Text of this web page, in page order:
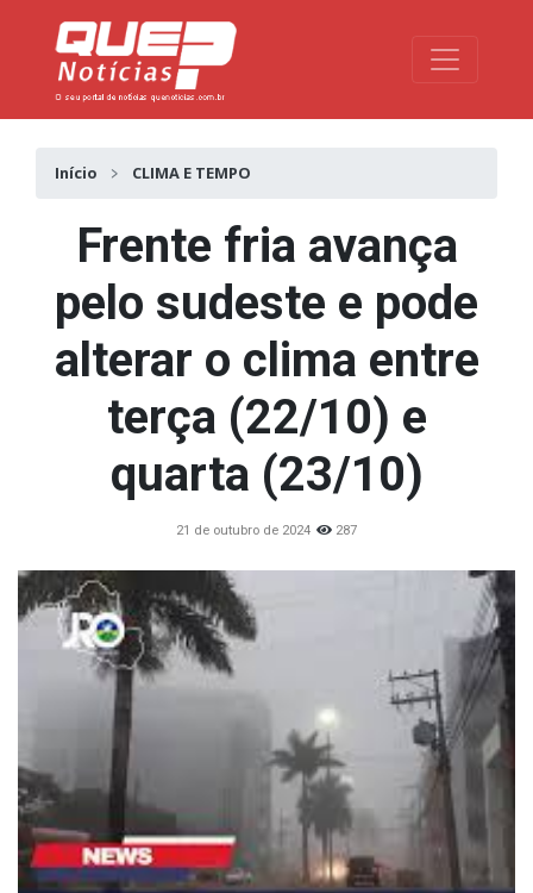
Toggle
Início CLIMA E TEMPO
Frente fria avança
pelo sudeste e pode
alterar o clima entre
terça (22/10) e
quarta (23/10)
21 de outubro de 2024 287